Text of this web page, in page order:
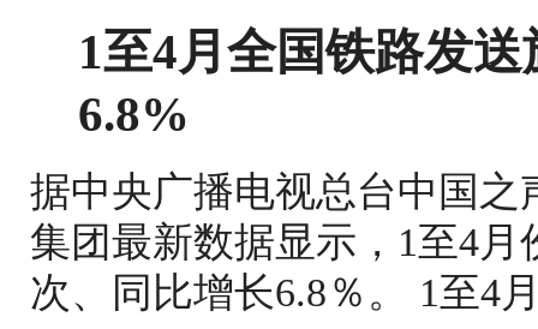
1至4月全国铁路发
6.8%
据中央广播电视总台中国
集团最新数据显示，1至4月
次、同比增长6.8％。 1至4